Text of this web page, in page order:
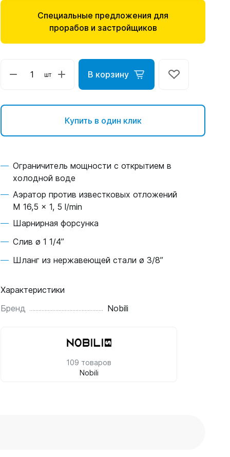
Специальные предложения для
прорабов и застройщиков
шт В корзину
Купить в один клик
Ограничитель мощности с открытием в
холодной воде
Аэратор против известковых отложений
M 16,5 x 1, 5 l/min
Шарнирная форсунка
Слив ø 1 1/4”
Шланг из нержавеющей стали ø 3/8”
Характеристики
Бренд
Nobili
109 товаров
Nobili